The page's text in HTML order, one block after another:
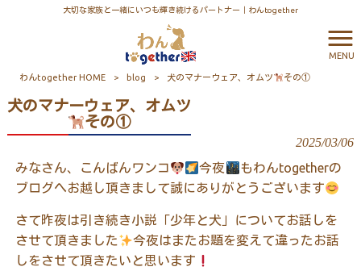
大切な家族と一緒にいつも輝き続けるパートナー｜わんtogether
MENU
わんtogether HOME > blog > 犬のマナーウェア、オムツ その①
犬のマナーウェア、オムツ
その①
2025/03/06
みなさん、こんばんワンコ 今夜
もわんtogetherの
ブログへお越し頂きまして誠にありがとうございます
さて昨夜は引き続き小説「少年と犬」についてお話しを
させて頂きました
今夜はまたお題を変えて違ったお話
しをさせて頂きたいと思います